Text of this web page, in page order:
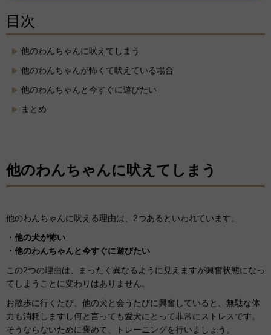
目次
他のわんちゃんに吠えてしまう
他のわんちゃんが怖くて吠えている場合
他のわんちゃんと今すぐに遊びたい
まとめ
他のわんちゃんに吠えてしまう
他のわんちゃんに吠える理由は、2つあるといわれています。
・他の犬が怖い
・他のわんちゃんと今すぐに遊びたい
この2つの理由は、まったく異なるように見えますが興奮状態になっ
てしまうことに変わりはありません。
お散歩に行くたび、他の犬と会うたびに興奮していると、無駄な体
力も消耗しますし何と言っても愛犬にとって非常にストレスです。
そうならないために褒めて、トレーニングを行いましょう。